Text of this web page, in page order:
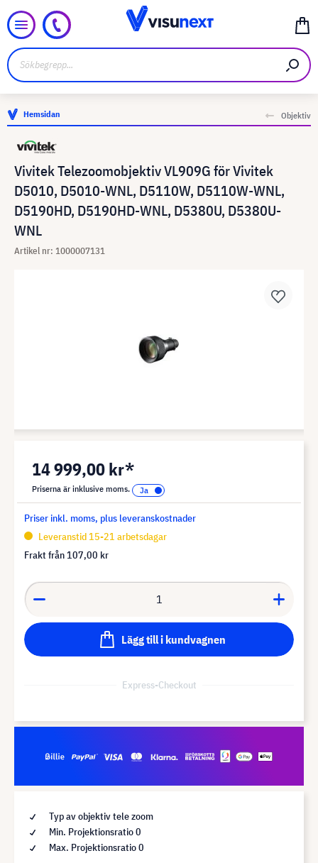
Hemsidan Objektiv
Vivitek Telezoomobjektiv VL909G för Vivitek
D5010, D5010-WNL, D5110W, D5110W-WNL,
D5190HD, D5190HD-WNL, D5380U, D5380U-
WNL
Artikel nr: 1000007131
14 999,00 kr*
Priserna är inklusive moms.
Priser inkl. moms, plus leveranskostnader
Leveranstid 15-21 arbetsdagar
Frakt från 107,00 kr
Lägg till i kundvagnen
Express-Checkout
Typ av objektiv tele zoom
Min. Projektionsratio 0
Max. Projektionsratio 0